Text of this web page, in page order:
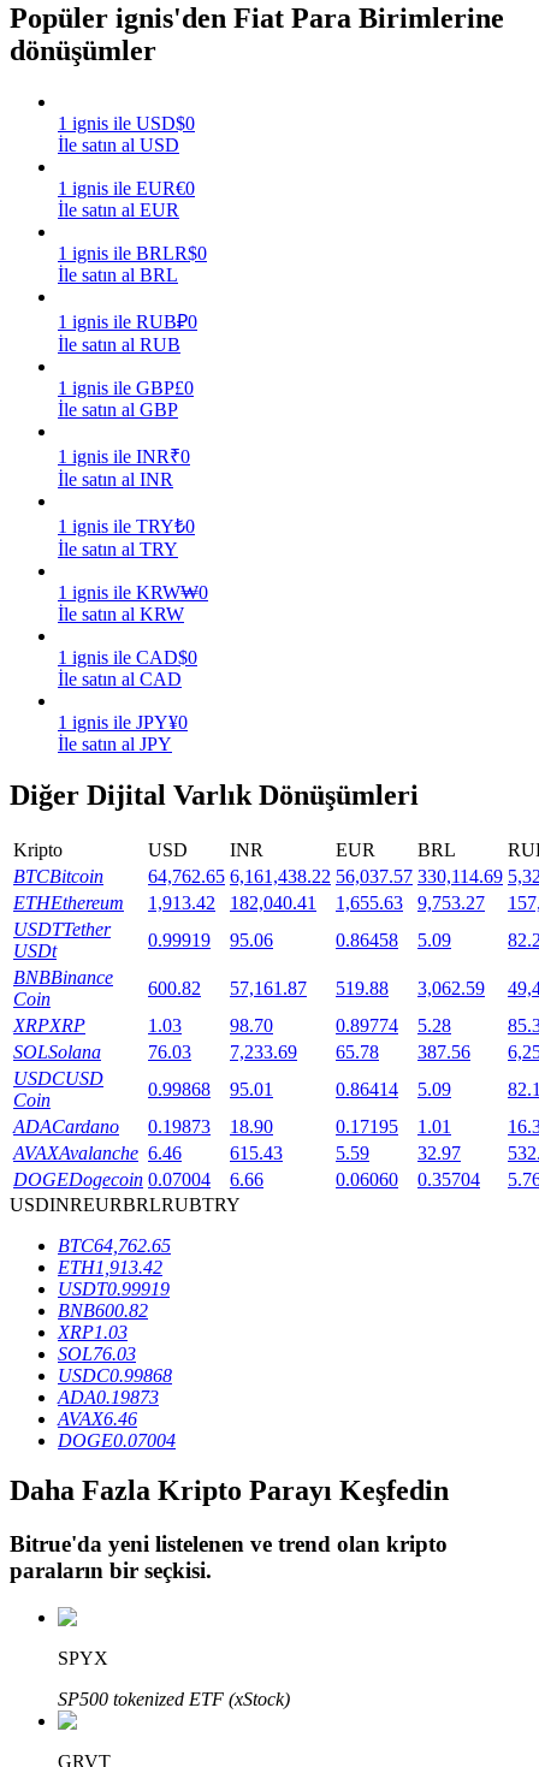
Kazan
Power Piggy
Günlük rekabetçi ödüller kazanın
Staking
Launchpool
Popüler token'lar kazanmak için esnek staking
BTR Kilitleme
BTR sahiplerine özel yatırımlar
Kripto destekli borçlanma hizmeti
Popüler ignis'den Fiat Para Birimlerine
dönüşümler
1 ignis ile USD$0
İle satın al USD
1 ignis ile EUR€0
İle satın al EUR
1 ignis ile BRLR$0
İle satın al BRL
1 ignis ile RUB₽0
İle satın al RUB
1 ignis ile GBP£0
İle satın al GBP
1 ignis ile INR₹0
İle satın al INR
1 ignis ile TRY₺0
İle satın al TRY
1 ignis ile KRW₩0
İle satın al KRW
1 ignis ile CAD$0
İle satın al CAD
1 ignis ile JPY¥0
İle satın al JPY
Diğer Dijital Varlık Dönüşümleri
Kripto USD INR EUR BRL
BTCBitcoin 64,762.65 6,161,438.22 56,037.57 330,114.69
ETHEthereum 1,913.42 182,040.41 1,655.63 9,753.27
USDTTether
USDt
0.99919 95.06 0.86458 5.09
BNBBinance
Coin
600.82 57,161.87 519.88 3,062.59
XRPXRP 1.03 98.70 0.89774 5.28
SOLSolana 76.03 7,233.69 65.78 387.56
USDCUSD
Coin
0.99868 95.01 0.86414 5.09
ADACardano 0.19873 18.90 0.17195 1.01
AVAXAvalanche 6.46 615.43 5.59 32.97
DOGEDogecoin 0.07004 6.66 0.06060 0.35704
USDINREURBRLRUBTRY
BTC64,762.65
ETH1,913.42
USDT0.99919
BNB600.82
XRP1.03
SOL76.03
USDC0.99868
ADA0.19873
AVAX6.46
DOGE0.07004
Daha Fazla Kripto Parayı Keşfedin
Bitrue'da yeni listelenen ve trend olan kripto
paraların bir seçkisi.
SPYX
SP500 tokenized ETF (xStock)
GRVT